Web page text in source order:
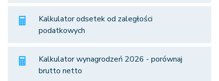
Kalkulator odsetek od zaległości
podatkowych
Kalkulator wynagrodzeń 2026 - porównaj
brutto netto